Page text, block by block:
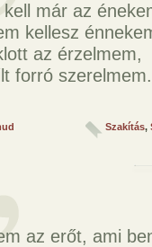
kell már az
kellesz
az érzelmem,
forró szerelmem.
Szakítás,
az erőt, ami